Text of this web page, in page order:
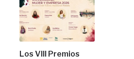
Los VIII Premios